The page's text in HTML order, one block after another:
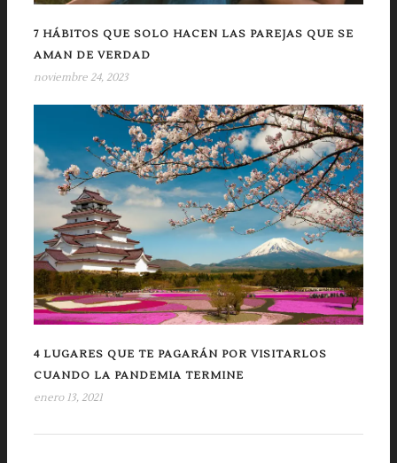
7 HÁBITOS QUE SOLO HACEN LAS PAREJAS QUE SE
AMAN DE VERDAD
noviembre 24, 2023
4 LUGARES QUE TE PAGARÁN POR VISITARLOS
CUANDO LA PANDEMIA TERMINE
enero 13, 2021